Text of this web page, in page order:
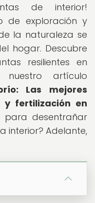
de interior!
de exploración y
la naturaleza se
hogar. Descubre
resilientes en
nuestro artículo
Las mejores
fertilización en
para desentrañar
interior? Adelante,